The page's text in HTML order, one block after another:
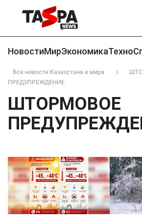
НовостиМирЭкономикаТехно
Все новости Казахстана и мира
ПРЕДУПРЕЖДЕНИЕ
ШТОРМОВОЕ